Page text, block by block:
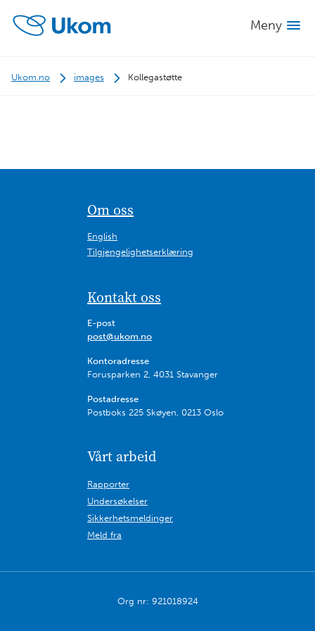
Meny
Ukom.no images Kollegastøtte
Vårt arbeid
Rapporter
Undersøkelser
Sikkerhetsmeldinger
Meld fra
Om oss
English
Tilgjengelighetserklæring
Kontakt oss
E-post
post@ukom.no
Kontoradresse
Forusparken 2, 4031 Stavanger
Postadresse
Postboks 225 Skøyen, 0213 Oslo
Org nr: 921018924